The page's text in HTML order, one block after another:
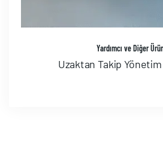
Yardımcı ve Diğer
Uzaktan Takip